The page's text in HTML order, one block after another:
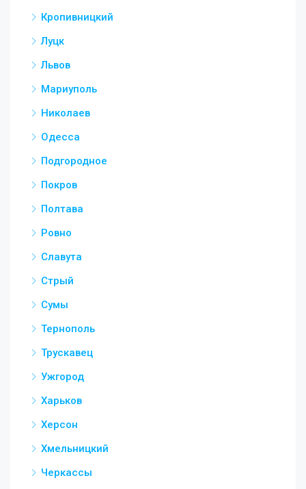
Кропивницкий
Луцк
Львов
Мариуполь
Николаев
Одесса
Подгородное
Покров
Полтава
Ровно
Славута
Стрый
Сумы
Тернополь
Трускавец
Ужгород
Харьков
Херсон
Хмельницкий
Черкассы